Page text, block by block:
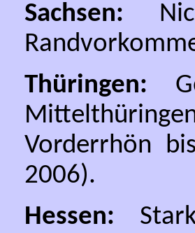
Sachsen:
Thüringen:
Vorderrhön
2006).
Hessen: